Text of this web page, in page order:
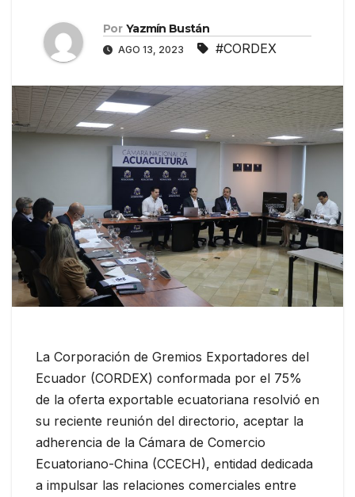
Por Yazmín Bustán
AGO 13, 2023 #CORDEX
La Corporación de Gremios Exportadores del
Ecuador (CORDEX) conformada por el 75%
de la oferta exportable ecuatoriana resolvió en
su reciente reunión del directorio, aceptar la
adherencia de la Cámara de Comercio
Ecuatoriano-China (CCECH), entidad dedicada
a impulsar las relaciones comerciales entre